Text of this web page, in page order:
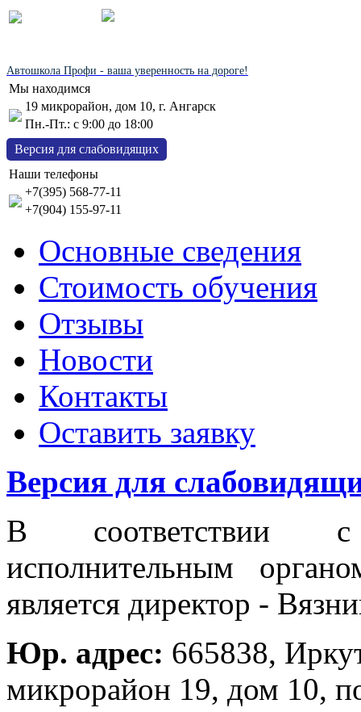
Автошкола Профи - ваша уверенность на дороге!
Мы находимся
19 микрорайон, дом 10, г. Ангарск
Пн.-Пт.: с 9:00 до 18:00
Версия для слабовидящих
Наши телефоны
+7(395) 568-77-11
+7(904) 155-97-11
Основные сведения
Стоимость обучения
Отзывы
Новости
Контакты
Оставить заявку
Версия для
В соответствии
исполнительным
является директор -
Юр. адрес: 665838,
микрорайон 19, дом 10,